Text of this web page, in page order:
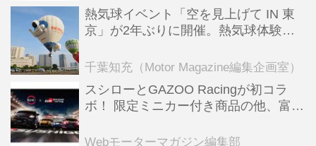
熱気球イベント「空を見上げて IN 東
京」が2年ぶりに開催。熱気球体験搭
ンテンツも
千葉知充（Motor Magazine編集企画室）
スシローとGAZOO Racingが初コラ
ボ！ 限定ミニカー付き商品の他、富士
る抽選企画などを展開
Webモーターマガジン編集部